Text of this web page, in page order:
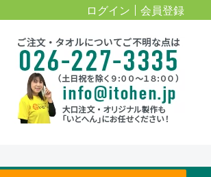
ログイン 会員登録